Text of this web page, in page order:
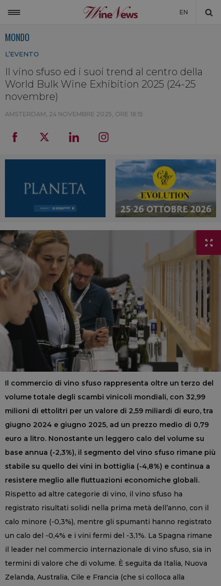
EN
NON SOLO VINO
LA CANTINA DI WINENEWS
DICONO DI NOI
MONDO
L’EVENTO
Il vino sfuso ed i suoi trend al centro della
World Bulk Wine Exhibition 2025 (24-25
novembre)
AMSTERDAM, 24 NOVEMBRE 2025, ORE 18:15
Il commercio di vino sfuso rappresenta oltre un terzo del
volume totale degli scambi vinicoli mondiali, con 32,99
milioni di ettolitri per un valore di 2,59 miliardi di euro, tra
giugno 2024 e giugno 2025, ad un prezzo medio di 0,79
euro a litro. Nonostante un leggero calo del volume su
base annua (-2,3%), il segmento del vino sfuso rimane più
stabile su quello dei vini in bottiglia (-4,8%) e continua a
resistere meglio alle fluttuazioni economiche globali.
Rispetto ad altre categorie di vino, il vino sfuso ha
registrato risultati solidi nella prima metà dell’anno, con il
calo minore (-0,3%), mentre gli spumanti hanno registrato
un calo del -0,4% e i vini fermi del -3,1%. La Spagna rimane
il leader nel commercio internazionale di vino sfuso, sia in
termini di valore che di volume. È seguita da Italia, Nuova
Zelanda, Australia, Cile e Francia (che si colloca alla